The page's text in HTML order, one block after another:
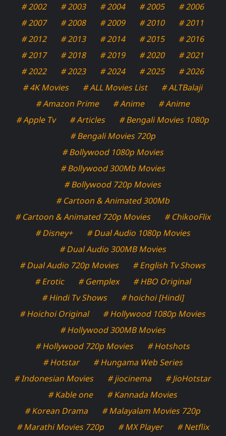
# 2002
# 2003 # 2004 # 2005
# 2006
# 2007
# 2008 # 2009 # 2010
# 2011
# 2012
# 2013 # 2014 # 2015
# 2016
# 2017
# 2018 # 2019 # 2020
# 2021
# 2022
# 2023 # 2024 # 2025
# 2026
# 4K Movies
# ALL Movies List
# ALTBalaji
# Amazon Prime
# Anime
# Anime
# Apple Tv
# Articles
# Bengali Movies 1080p
# Bengali Movies 720p
# Bollywood 1080p Movies
# Bollywood 300Mb Movies
# Bollywood 720p Movies
# Cartoon & Animated 300Mb
# Cartoon & Animated 720p Movies
# ChikooFlix
# Disney+
# Dual Audio 1080p Movies
# Dual Audio 300MB Movies
# Dual Audio 720p Movies
# English Tv Shows
# Erotic
# Gemplex
# HBO Original
# Hindi Tv Shows
# hoichoi [Hindi]
# Hoichoi Original
# Hollywood 1080p Movies
# Hollywood 300MB Movies
# Hollywood 720p Movies
# Hotshots
# Hotstar
# Hungama Web Series
# Indonesian Movies
# jiocinema
# JioHotstar
# Kable one
# Kannada Movies
# Korean Drama
# Malayalam Movies 720p
# Marathi Movies 720p
# MX Player # Netflix